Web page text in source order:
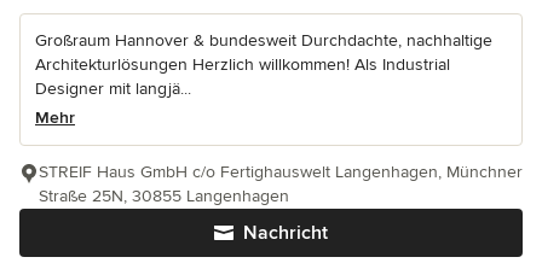
Großraum Hannover & bundesweit Durchdachte, nachhaltige
Architekturlösungen Herzlich willkommen! Als Industrial
Designer mit langjä...
Mehr
Nachricht
STREIF Haus GmbH c/o Fertighauswelt Langenhagen, Münchner
Straße 25N, 30855 Langenhagen